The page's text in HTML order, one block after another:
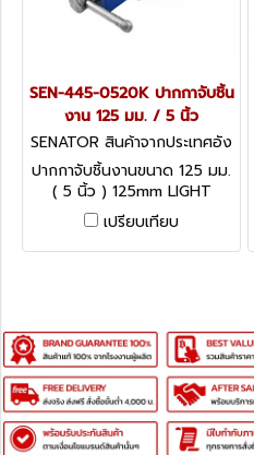
SEN-445-0520K ปากกาจับชิ้น
งาน 125 มม. / 5 นิ้ว
SENATOR สินค้าจากประเทศอัง
กฤษ SEN-445-0520K
ปากกาจับชิ้นงานขนาด 125 มม.
( 5 นิ้ว ) 125mm LIGHT
DUTY BENCH VICE
เปรียบเทียบ